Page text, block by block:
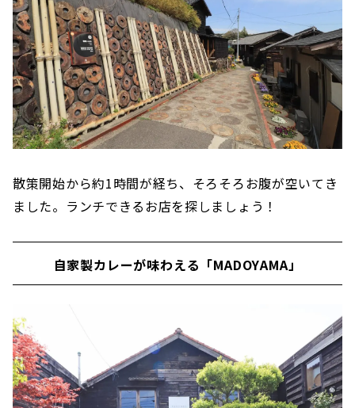
散策開始から約1時間が経ち、そろそろお腹が空いてき
ました。ランチできるお店を探しましょう！
自家製カレーが味わえる「MADOYAMA」